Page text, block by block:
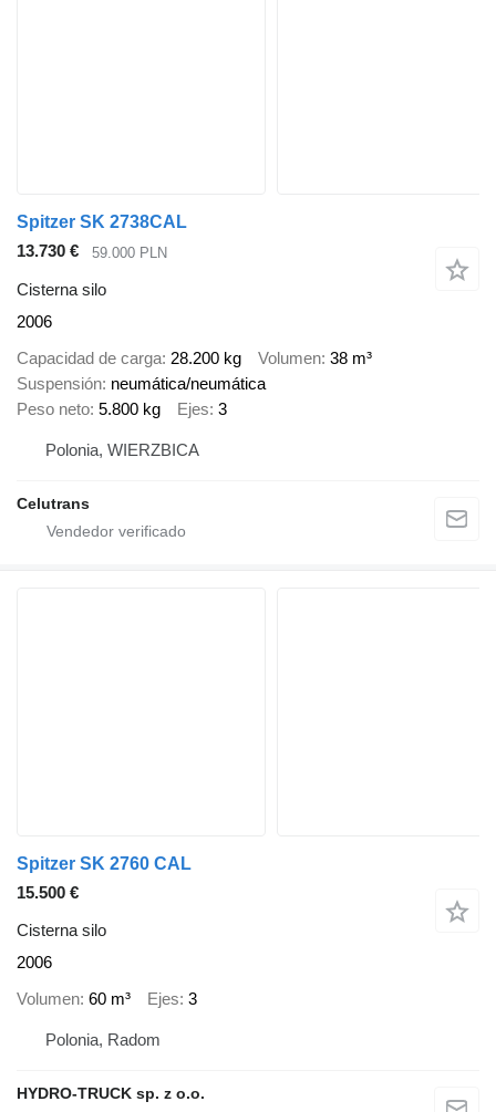
Spitzer SK 2738CAL
13.730 €
59.000 PLN
Cisterna silo
2006
Capacidad de carga 28.200 kg Volumen 38 m³
Suspensión neumática/neumática
Peso neto 5.800 kg Ejes 3
Polonia, WIERZBICA
Celutrans
Spitzer SK 2760 CAL
15.500 €
Cisterna silo
2006
Volumen 60 m³ Ejes 3
Polonia, Radom
HYDRO-TRUCK sp. z o.o.